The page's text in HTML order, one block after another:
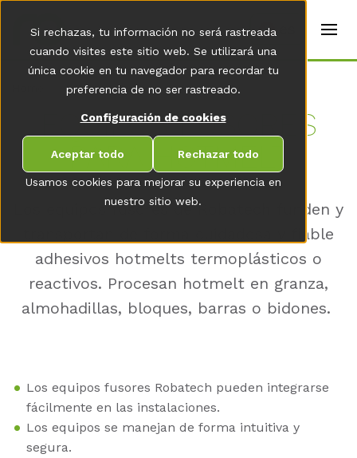
Usamos cookies para mejorar su experiencia en
nuestro sitio web.
Si rechazas, tu información no será rastreada
cuando visites este sitio web. Se utilizará una
única cookie en tu navegador para recordar tu
preferencia de no ser rastreado.
Configuración de cookies
Aceptar todo Rechazar todo
t
r
s
E
n
s
)
EQUI­POS FU­SO­RES
PARA HOT­MELT
Los equipos fusores de Robatech funden y
transportan de forma cuidadosa y fiable
adhesivos hotmelts termoplásticos o
reactivos. Procesan hotmelt en granza,
almohadillas, bloques, barras o bidones.
Los equipos fusores Robatech pueden integrarse
fácilmente en las instalaciones.
Los equipos se manejan de forma intuitiva y
segura.